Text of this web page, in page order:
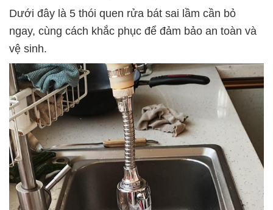
Dưới đây là 5 thói quen rửa bát sai lầm cần bỏ
ngay, cùng cách khắc phục để đảm bảo an toàn và
vệ sinh.